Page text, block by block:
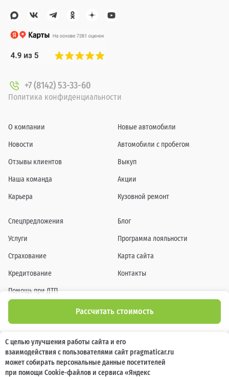
Рассчитать стоимость
+7 (8142) 53-33-60
Политика конфиденциальности
О компании
Новости
Отзывы клиентов
Наша команда
Карьера
Новые автомобили
Автомобили с пробегом
Выкуп
Акции
Кузовной ремонт
Спецпредложения
Услуги
Страхование
Кредитование
Помощь при ДТП
Блог
Программа лояльности
Карта сайта
Контакты
Информация о технических характеристиках, составе комплектаций, цветовой
гамме и стоимости автомобилей, а также действующих акциях, сроках и условиях
их проведения, указанных на сайте www.pragmaticar.ru, носит информационный
характер и ни при каких условиях не является публичной офертой,
определяемой положениями пунктом 2 статьи 437 Гражданского кодекса
Российской Федерации. Для получения подробной информации обращайтесь к
С целью улучшения работы сайта и его
взаимодействия с пользователями сайт pragmaticar.ru
может собирать персональные данные посетителей
при помощи Cookie-файлов и сервиса «Яндекс